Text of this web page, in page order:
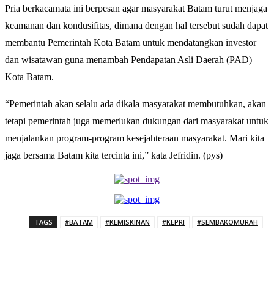
Pria berkacamata ini berpesan agar masyarakat Batam turut menjaga
keamanan dan kondusifitas, dimana dengan hal tersebut sudah dapat
membantu Pemerintah Kota Batam untuk mendatangkan investor
dan wisatawan guna menambah Pendapatan Asli Daerah (PAD)
Kota Batam.
“Pemerintah akan selalu ada dikala masyarakat membutuhkan, akan
tetapi pemerintah juga memerlukan dukungan dari masyarakat untuk
menjalankan program-program kesejahteraan masyarakat. Mari kita
jaga bersama Batam kita tercinta ini,” kata Jefridin. (pys)
TAGS #BATAM #KEMISKINAN #KEPRI #SEMBAKOMURAH